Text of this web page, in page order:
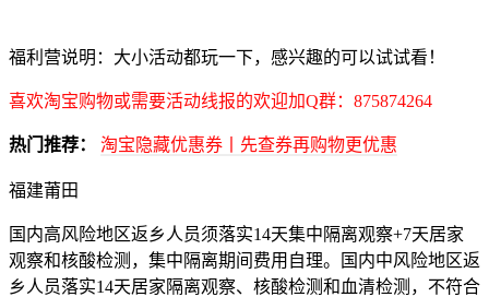
福利营说明：大小活动都玩一下，感兴趣的可以试试看！
喜欢淘宝购物或需要活动线报的欢迎加Q群：875874264
热门推荐： 淘宝隐藏优惠券丨先查券再购物更优惠
福建莆田
国内高风险地区返乡人员须落实14天集中隔离观察+7天居家
观察和核酸检测，集中隔离期间费用自理。国内中风险地区返
乡人员落实14天居家隔离观察、核酸检测和血清检测，不符合